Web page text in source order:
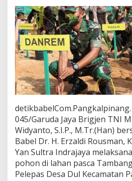
a
d
a
n
P
e
r
s
o
n
l
T
N
I
P
o
l
r
045/Garuda Jaya Brigjen TNI
Widyanto, S.I.P., M.Tr.(Han)
Babel Dr. H. Erzaldi Rousman,
Yan Sultra Indrajaya
pohon di lahan pasca
Pelepas Desa Dul Kecamatan